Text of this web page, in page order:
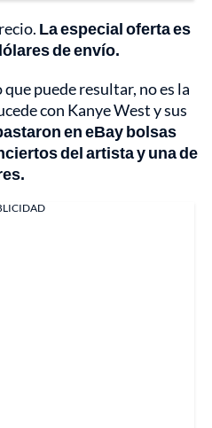
La especial oferta es
de envío.
puede resultar, no es la
con Kanye West y sus
en eBay bolsas
del artista y una de